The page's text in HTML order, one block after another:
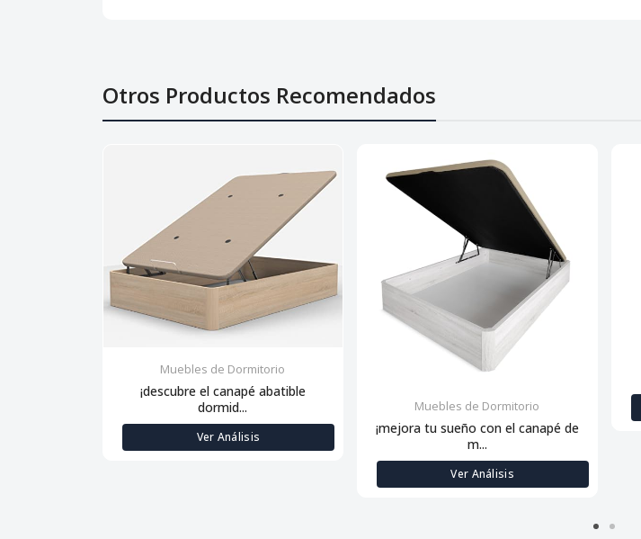
Otros Productos Recomendados
Muebles de Dormitorio
¡descubre el canapé abatible
dormid...
Ver Análisis
Muebles de Dormitorio
¡mejora tu sueño con el canapé de
m...
Ver Análisis